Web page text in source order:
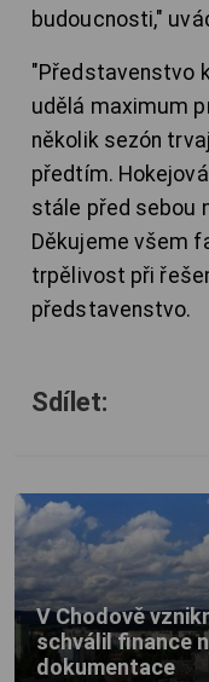
budoucnosti,"
"Představenstvo
udělá maximum
několik sezón
předtím.
stále před sebou
Děkujeme všem
trpělivost při
představenstvo.
Sdílet:
V Chodově
schválil finance
dokumentace